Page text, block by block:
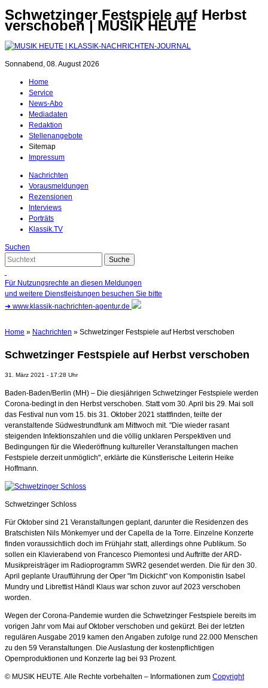
Schwetzinger Festspiele auf Herbst
verschoben | MUSIK HEUTE
Sonnabend, 08. August 2026
Home
Service
News-Abo
Mediadaten
Redaktion
Stellenangebote
Sitemap
Impressum
Nachrichten
Vorausmeldungen
Rezensionen
Interviews
Porträts
Klassik.TV
Suchen
Für Nutzungsrechte an diesen Meldungen
und weitere Dienstleistungen besuchen Sie bitte
➜ www.klassik-nachrichten-agentur.de
Home » Nachrichten » Schwetzinger Festspiele auf Herbst verschoben
Schwetzinger Festspiele auf Herbst verschoben
31. März 2021 - 17:28 Uhr
Baden-Baden/Berlin (MH) – Die diesjährigen Schwetzinger Festspiele werden
Corona-bedingt in den Herbst verschoben. Statt vom 30. April bis 29. Mai soll
das Festival nun vom 15. bis 31. Oktober 2021 stattfinden, teilte der
veranstaltende Südwestrundfunk am Mittwoch mit. "Die wieder rasant
steigenden Infektionszahlen und die völlig unklaren Perspektiven und
Bedingungen für die Wiederöffnung kultureller Veranstaltungen machen
Festspiele derzeit unmöglich", erklärte die Künstlerische Leiterin Heike
Hoffmann.
Schwetzinger Schloss
Für Oktober sind 21 Veranstaltungen geplant, darunter die Residenzen des
Bratschisten Nils Mönkemyer und der Capella de la Torre. Einzelne Konzerte
finden voraussichtlich doch im Frühjahr statt, allerdings ohne Publikum. So
sollen ein Klavierabend von Francesco Piemontesi und Auftritte der ARD-
Musikpreisträger im Radioprogramm SWR2 gesendet werden. Die für den 30.
April geplante Uraufführung der Oper "Im Dickicht" von Komponistin Isabel
Mundry und Librettist Händl Klaus war schon zuvor auf 2023 verschoben
worden.
Wegen der Corona-Pandemie wurden die Schwetzinger Festspiele bereits im
vorigen Jahr vom Mai auf Oktober verschoben und gekürzt. Bei der letzten
regulären Ausgabe 2019 kamen den Angaben zufolge rund 22.000 Menschen
zu den 59 Veranstaltungen. Die Auslastung der kostenpflichtigen
Opernproduktionen und Konzerte lag bei 93 Prozent.
© MUSIK HEUTE. Alle Rechte vorbehalten – Informationen zum Copyright